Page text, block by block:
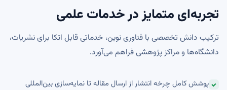
تجربه‌ای متمایز در خدمات علمی
ترکیب دانش تخصصی با فناوری نوین، خدماتی قابل اتکا برای نشریات،
دانشگاه‌ها و مراکز پژوهشی فراهم می‌آورد.
پوشش کامل چرخه انتشار از ارسال مقاله تا نمایه‌سازی بین‌المللی